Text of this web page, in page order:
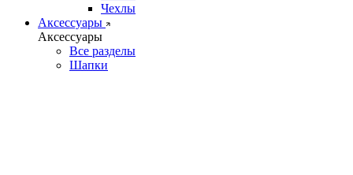
Чехлы
Аксессуары
Аксессуары
Все разделы
Шапки